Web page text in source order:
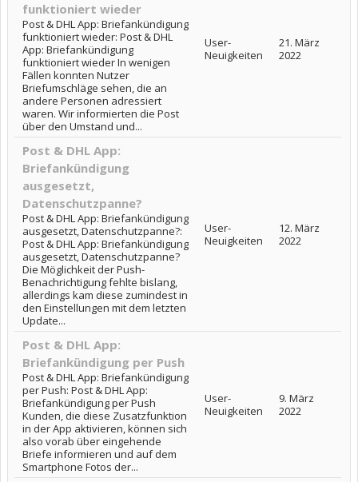
funktioniert wieder
Post & DHL App: Briefankündigung
funktioniert wieder: Post & DHL
App: Briefankündigung
funktioniert wieder In wenigen
Fällen konnten Nutzer
Briefumschläge sehen, die an
andere Personen adressiert
waren. Wir informierten die Post
über den Umstand und...
User-
Neuigkeiten
21. März
2022
Post & DHL App:
Briefankündigung
ausgesetzt,
Datenschutzpanne?
Post & DHL App: Briefankündigung
ausgesetzt, Datenschutzpanne?:
Post & DHL App: Briefankündigung
ausgesetzt, Datenschutzpanne?
Die Möglichkeit der Push-
Benachrichtigung fehlte bislang,
allerdings kam diese zumindest in
den Einstellungen mit dem letzten
Update...
User-
Neuigkeiten
12. März
2022
Post & DHL App:
Briefankündigung per Push
Post & DHL App: Briefankündigung
per Push: Post & DHL App:
Briefankündigung per Push
Kunden, die diese Zusatzfunktion
in der App aktivieren, können sich
also vorab über eingehende
Briefe informieren und auf dem
Smartphone Fotos der...
User-
Neuigkeiten
9. März
2022